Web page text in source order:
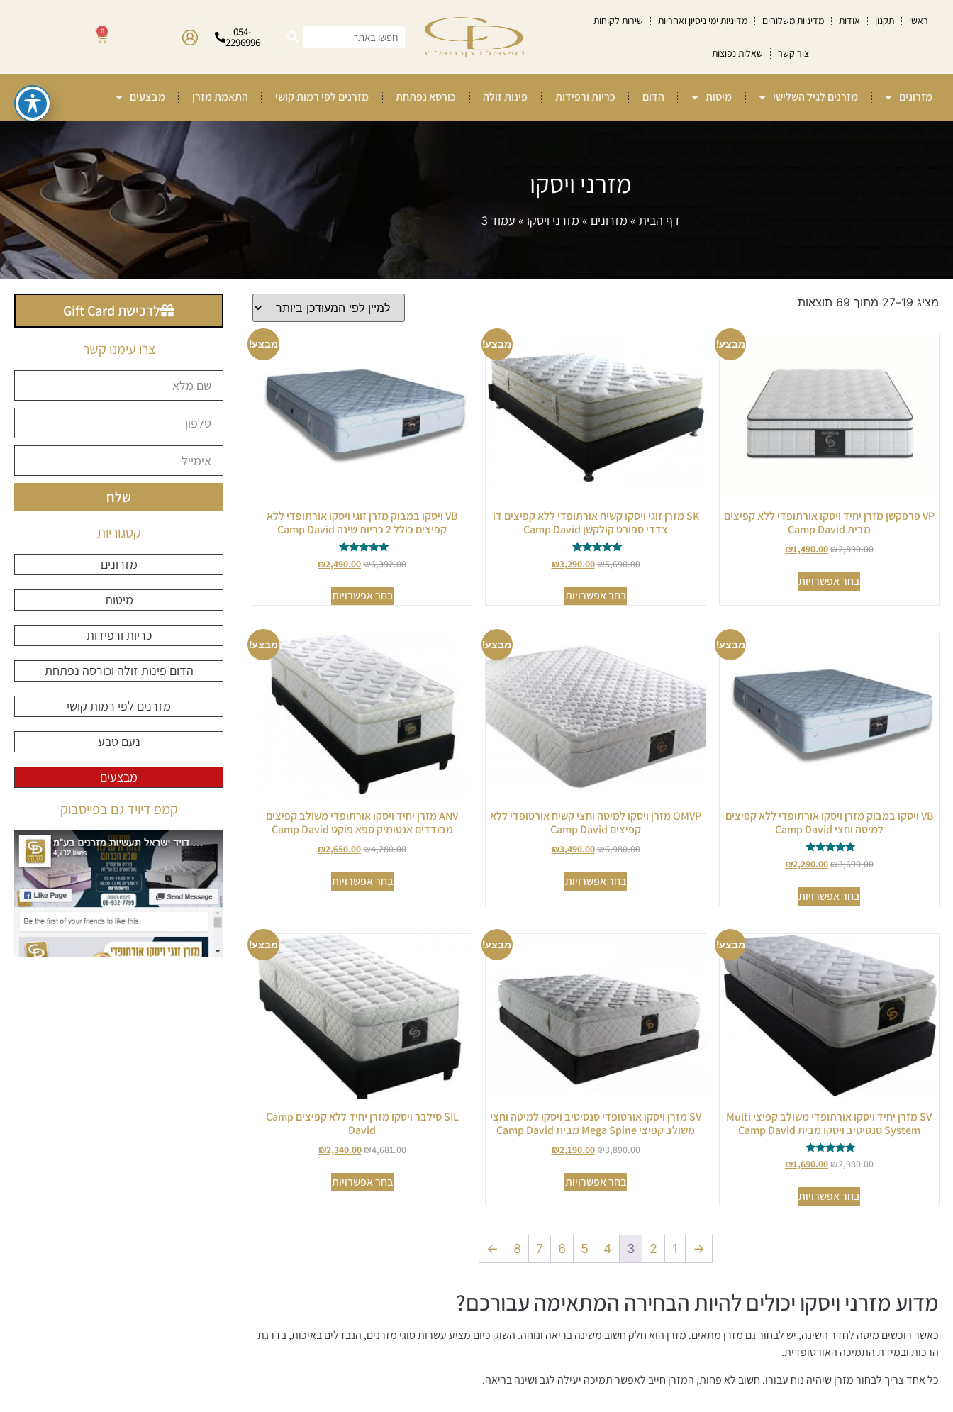
ראשי תקנון אודות מדיניות משלוחים מדיניות ימי ניסיון ואחריות שירות לקוחות
צור קשר שאלות נפוצות
054-
2296996
0
מזרונים מזרנים לגיל השלישי מיטות הדום כריות ורפידות פינות זולה כורסא נפתחת מזרנים לפי רמות קושי התאמת מזרן מבצעים
מזרני ויסקו
דף הבית » מזרונים » מזרני ויסקו » עמוד 3
מציג 19–27 מתוך 69 תוצאות
מבצע!
VP פרפקשן מזרן יחיד ויסקו אורתופדי ללא קפיצים
מבית Camp David
₪2,890.00
₪1,490.00
בחר אפשרויות
מבצע!
SK מזרן זוגי ויסקו קשיח אורתופדי ללא קפיצים דו
צדדי ספורט קולקשן Camp David
דורג
5.00
₪5,690.00
₪3,290.00
בחר אפשרויות
מבצע!
VB ויסקו במבוק מזרן זוגי ויסקו אורתופדי ללא
קפיצים כולל 2 כריות שינה Camp David
דורג
5.00
₪6,392.00
₪2,490.00
בחר אפשרויות
מבצע!
VB ויסקו במבוק מזרן ויסקו אורתופדי ללא קפיצים
למיטה וחצי Camp David
דורג
5.00
₪3,690.00
₪2,290.00
בחר אפשרויות
מבצע!
OMVP מזרן ויסקו למיטה וחצי קשיח אורטופדי ללא
קפיצים Camp David
₪6,980.00
₪3,490.00
בחר אפשרויות
מבצע!
ANV מזרן יחיד ויסקו אורתופדי משולב קפיצים
מבודדים אנטומיק ספא פוקט Camp David
₪4,280.00
₪2,650.00
בחר אפשרויות
מבצע!
SV מזרן יחיד ויסקו אורתופדי משולב קפיצי Multi
System סנסיטיב ויסקו מבית Camp David
דורג
5.00
₪2,980.00
₪1,690.00
בחר אפשרויות
מבצע!
SV מזרן ויסקו אורטופדי סנסיטיב ויסקו למיטה וחצי
משולב קפיצי Mega Spine מבית Camp David
₪3,890.00
₪2,190.00
בחר אפשרויות
מבצע!
SIL סילבר ויסקו מזרן יחיד ללא קפיצים Camp
David
₪4,681.00
₪2,340.00
בחר אפשרויות
→
1
2
3
4
5
6
7
8
←
מדוע מזרני ויסקו יכולים להיות הבחירה המתאימה עבורכם?
כאשר רוכשים מיטה לחדר השינה, יש לבחור גם מזרן מתאים. מזרן הוא חלק חשוב משינה בריאה ונוחה. השוק כיום מציע עשרות סוגי מזרנים, הנבדלים באיכות, בדרגת
הרכות ובמידת התמיכה האורטופדית.
כל אחד צריך לבחור מזרן שיהיה נוח עבורו. חשוב לא פחות, המזרן חייב לאפשר תמיכה יעילה לגב ושינה בריאה.
לרכישת Gift Card
צרו עימנו קשר
שלח
קטגוריות
מזרונים
מיטות
כריות ורפידות
הדום פינות זולה וכורסה נפתחת
מזרנים לפי רמות קושי
נעם טבע
מבצעים
קמפ דיויד גם בפייסבוק